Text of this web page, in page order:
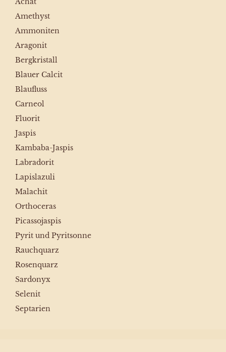
Amethyst
Ammoniten
Aragonit
Bergkristall
Blauer Calcit
Blaufluss
Carneol
Fluorit
Jaspis
Kambaba-Jaspis
Labradorit
Lapislazuli
Malachit
Orthoceras
Picassojaspis
Pyrit und Pyritsonne
Rauchquarz
Rosenquarz
Sardonyx
Selenit
Septarien